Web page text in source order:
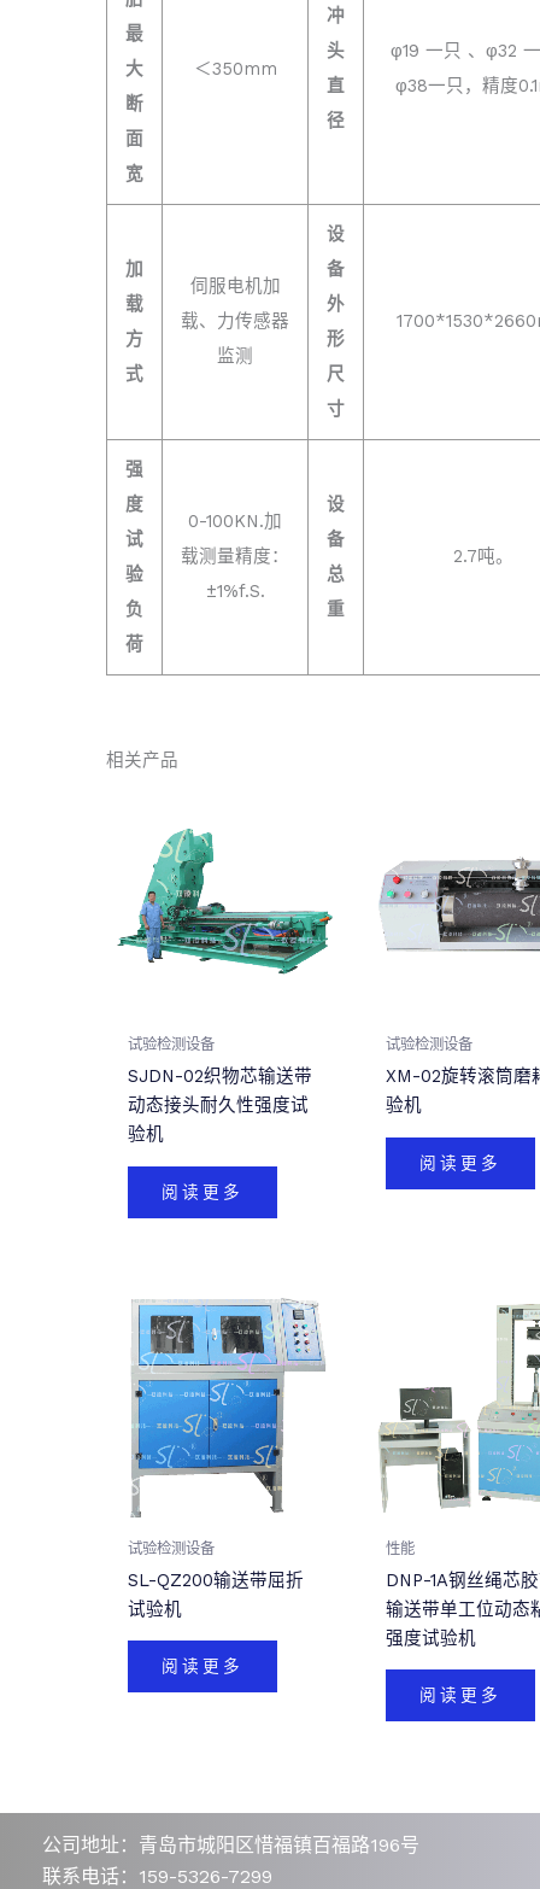
最
大
断
面
宽
＜350mm
冲
头
直
径
φ19 一只 、φ32
φ38一只，精度
加
载
方
式
伺服电机加
载、力传感器
监测
设
备
外
形
尺
寸
强
度
试
验
负
荷
0-100KN.加
载测量精度：
±1%f.S.
设
备
总
重
2.7吨。
相关产品
试验检测设备
SJDN-02织物芯输送带
动态接头耐久性强度试
验机
阅读更多
试验检测设备
XM-02旋转滚筒磨
验机
阅读更多
试验检测设备
SL-QZ200输送带屈折
试验机
阅读更多
性能
DNP-1A钢丝绳芯
输送带单工位动态
强度试验机
阅读更多
公司地址：青岛市城阳区惜福镇百福路196号
联系电话：159-5326-7299